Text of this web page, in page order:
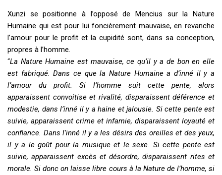
Xunzi se positionne à l’opposé de Mencius sur la Nature
Humaine qui est pour lui foncièrement mauvaise, en revanche
l’amour pour le profit et la cupidité sont, dans sa conception,
propres à l’homme.
“La Nature Humaine est mauvaise, ce qu’il y a de bon en elle
est fabriqué. Dans ce que la Nature Humaine a d’inné il y a
l’amour du profit. Si l’homme suit cette pente, alors
apparaissent convoitise et rivalité, disparaissent déférence et
modestie, dans l’inné il y a haine et jalousie. Si cette pente est
suivie, apparaissent crime et infamie, disparaissent loyauté et
confiance. Dans l’inné il y a les désirs des oreilles et des yeux,
il y a le goût pour la musique et le sexe. Si cette pente est
suivie, apparaissent excès et désordre, disparaissent rites et
morale. Si donc on laisse libre cours à la Nature de l’homme, si